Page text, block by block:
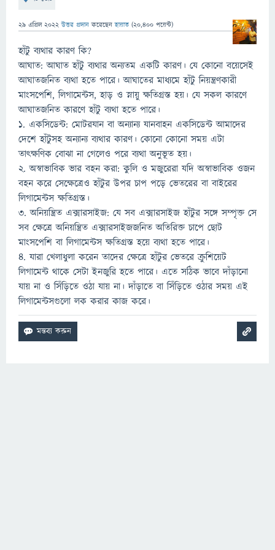
29 এপ্রিল 2022 উত্তর প্রদান করেছেনহায়াত (20,400 পয়েন্ট)
হাঁটু ব্যথার কারণ কি?
আঘাত: আঘাত হাঁটু ব্যথার অন্যতম একটি কারণ। যে কোনো বয়েসেই
আঘাতজনিত ব্যথা হতে পারে। আঘাতের মাধ্যমে হাঁটু নিয়ন্ত্রণকারী
মাংসপেশি, লিগামেন্টস, হাড় ও স্নায়ু ক্ষতিগ্রস্ত হয়। যে সকল কারণে
আঘাতজনিত কারণে হাঁটু ব্যথা হতে পারে।
১. একসিডেন্ট: মোটরযান বা অন্যান্য যানবাহন একসিডেন্ট আমাদের
দেশে হাঁটুসহ অন্যান্য ব্যথার কারণ। কোনো কোনো সময় এটা
তাৎক্ষণিক বোঝা না গেলেও পরে ব্যথা অনুভূত হয়।
২. অস্বাভাবিক ভার বহন করা: কুলি ও মজুরেরা যদি অস্বাভাবিক ওজন
বহন করে সেক্ষেত্রেও হাঁটুর উপর চাপ পড়ে ভেতরের বা বাইরের
লিগামেন্টস ক্ষতিগ্রস্ত।
৩. অনিয়ন্ত্রিত এক্সারসাইজ: যে সব এক্সারসাইজ হাঁটুর সঙ্গে সম্পৃক্ত সে
সব ক্ষেত্রে অনিয়ন্ত্রিত এক্সারসাইজজনিত অতিরিক্ত চাপে ছোট
মাংসপেশি বা লিগামেন্টস ক্ষতিগ্রস্ত হয়ে ব্যথা হতে পারে।
৪. যারা খেলাধুলা করেন তাদের ক্ষেত্রে হাঁটুর ভেতরে ক্রুশিয়েট
লিগামেন্ট থাকে সেটা ইনজুরি হতে পারে। এতে সঠিক ভাবে দাঁড়ানো
যায় না ও সিঁড়িতে ওঠা যায় না। দাঁড়াতে বা সিঁড়িতে ওঠার সময় এই
লিগামেন্টসগুলো লক করার কাজ করে।